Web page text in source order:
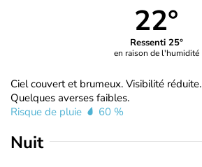
22°
Ressenti 25°
en raison de l'humidité
Ciel couvert et brumeux. Visibilité réduite.
Quelques averses faibles.
Risque de pluie
60 %
Nuit